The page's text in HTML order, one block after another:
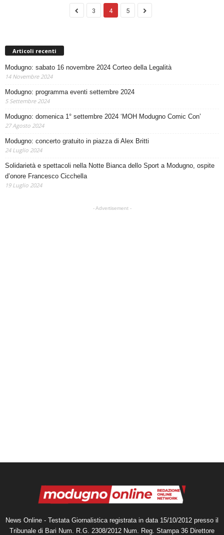
3 4 5
Articoli recenti
Modugno: sabato 16 novembre 2024 Corteo della Legalità
14 Novembre 2024
Modugno: programma eventi settembre 2024
5 Settembre 2024
Modugno: domenica 1° settembre 2024 ‘MOH Modugno Comic Con’
27 Agosto 2024
Modugno: concerto gratuito in piazza di Alex Britti
24 Luglio 2024
Solidarietà e spettacoli nella Notte Bianca dello Sport a Modugno, ospite
d’onore Francesco Cicchella
19 Luglio 2024
- Advertisement -
News Online - Testata Giornalistica registrata in data 15/10/2012 presso il
Tribunale di Bari Num. R.G. 2308/2012 Num. Reg. Stampa 36 Direttore